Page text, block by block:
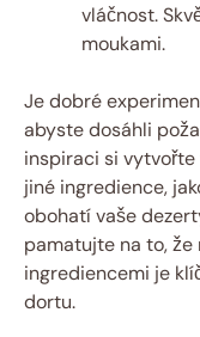
vláčnost.
moukami.
Je dobré
abyste dosáhli
inspiraci si
jiné ingredience,
obohatí vaše
pamatujte na to, že
ingrediencemi je
dortu.